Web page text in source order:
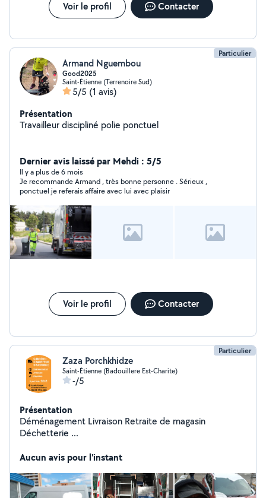
Voir le profil Contacter
Particulier
Armand Nguembou
Good2025
Saint-Étienne (Terrenoire Sud)
5/5 (1 avis)
Présentation
Travailleur discipliné polie ponctuel
Dernier avis laissé par Mehdi : 5/5
Il y a plus de 6 mois
Je recommande Armand , très bonne personne . Sérieux ,
ponctuel je referais affaire avec lui avec plaisir
Voir le profil Contacter
Particulier
Zaza Porchkhidze
Saint-Étienne (Badouillere Est-Charite)
-/5
Présentation
Déménagement Livraison Retraite de magasin
Déchetterie ...
Aucun avis pour l'instant